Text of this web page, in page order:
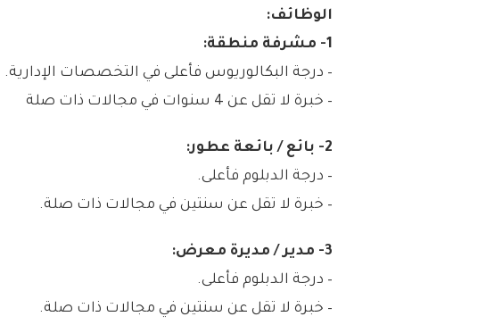
الوظائف:
1- مشرفة منطقة:
– درجة البكالوريوس فأعلى في التخصصات الإدارية.
– خبرة لا تقل عن 4 سنوات في مجالات ذات صلة
2- بائع / بائعة عطور:
– درجة الدبلوم فأعلى.
– خبرة لا تقل عن سنتين في مجالات ذات صلة.
3- مدير / مديرة معرض:
– درجة الدبلوم فأعلى.
– خبرة لا تقل عن سنتين في مجالات ذات صلة.